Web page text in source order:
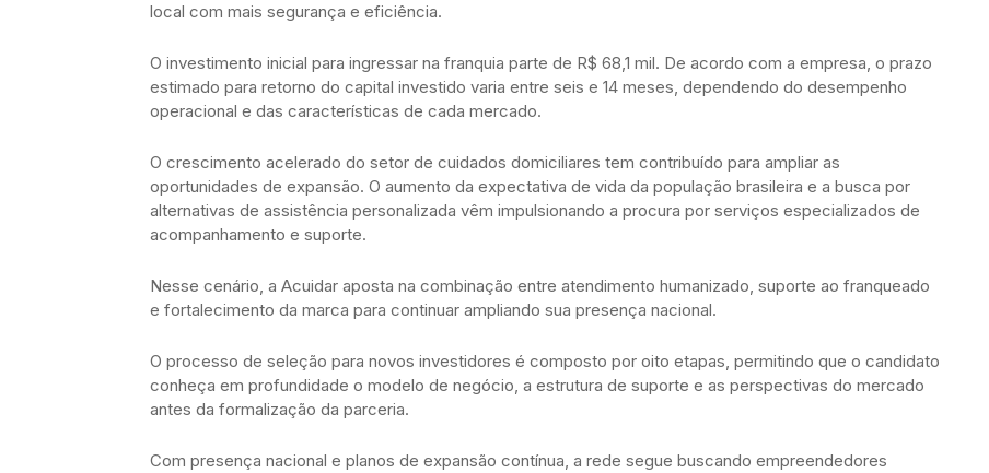
local com mais segurança e eficiência.
O investimento inicial para ingressar na franquia parte de R$ 68,1 mil. De acordo com a empresa, o prazo
estimado para retorno do capital investido varia entre seis e 14 meses, dependendo do desempenho
operacional e das características de cada mercado.
O crescimento acelerado do setor de cuidados domiciliares tem contribuído para ampliar as
oportunidades de expansão. O aumento da expectativa de vida da população brasileira e a busca por
alternativas de assistência personalizada vêm impulsionando a procura por serviços especializados de
acompanhamento e suporte.
Nesse cenário, a Acuidar aposta na combinação entre atendimento humanizado, suporte ao franqueado
e fortalecimento da marca para continuar ampliando sua presença nacional.
O processo de seleção para novos investidores é composto por oito etapas, permitindo que o candidato
conheça em profundidade o modelo de negócio, a estrutura de suporte e as perspectivas do mercado
antes da formalização da parceria.
Com presença nacional e planos de expansão contínua, a rede segue buscando empreendedores